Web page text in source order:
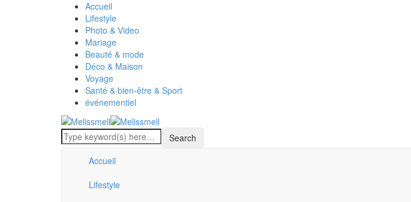
Accueil
Lifestyle
Photo & Video
Mariage
Beauté & mode
Déco & Maison
Voyage
Santé & bien-être & Sport
événementiel
Accueil
Lifestyle